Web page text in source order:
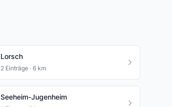
Lorsch
2 Einträge · 6 km
Seeheim-Jugenheim